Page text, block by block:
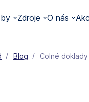
Zdroje O nás
Blog Colné doklady